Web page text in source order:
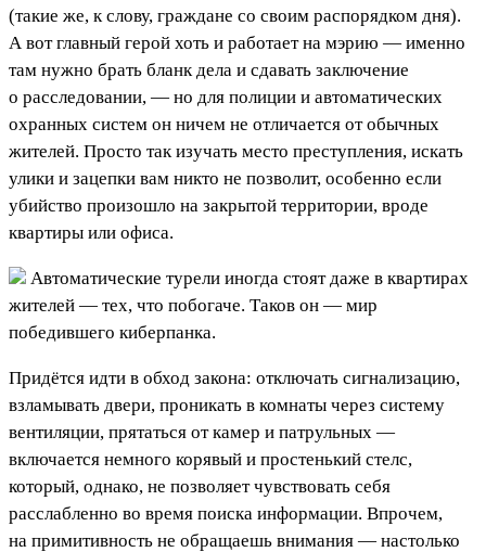
(такие же, к слову, граждане со своим распорядком дня).
А вот главный герой хоть и работает на мэрию — именно
там нужно брать бланк дела и сдавать заключение
о расследовании, — но для полиции и автоматических
охранных систем он ничем не отличается от обычных
жителей. Просто так изучать место преступления, искать
улики и зацепки вам никто не позволит, особенно если
убийство произошло на закрытой территории, вроде
квартиры или офиса.
Автоматические турели иногда стоят даже в квартирах
жителей — тех, что побогаче. Таков он — мир
победившего киберпанка.
Придётся идти в обход закона: отключать сигнализацию,
взламывать двери, проникать в комнаты через систему
вентиляции, прятаться от камер и патрульных —
включается немного корявый и простенький стелс,
который, однако, не позволяет чувствовать себя
расслабленно во время поиска информации. Впрочем,
на примитивность не обращаешь внимания — настолько